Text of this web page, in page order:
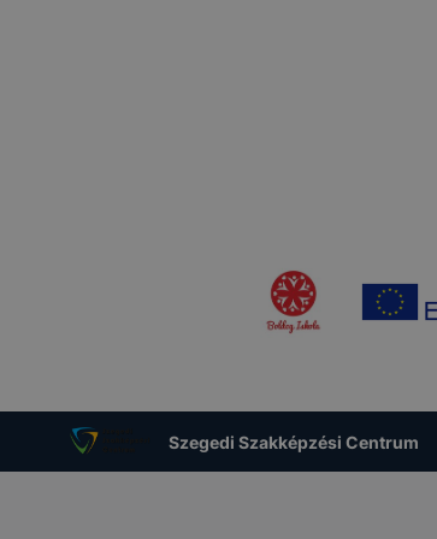
Szegedi Szakképzési Centrum